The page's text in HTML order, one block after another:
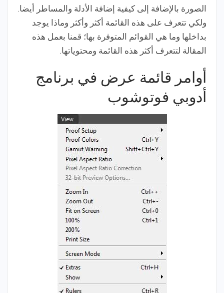
الصورة بالإضافة إلى كيفية إضافة الأدلة والمساطر أيضا.
ولكي تتعرف على هذه القائمة أكثر وأكثر وماذا يوجد
بداخلها وما هي القوائم المتوفرة بها؛ قمنا بعمل هذه
المقالة لتتعرف أكثر هذه القائمة ومحتوياتها.
أوامر قائمة عرض في برنامج
أدوبي فوتوشوب